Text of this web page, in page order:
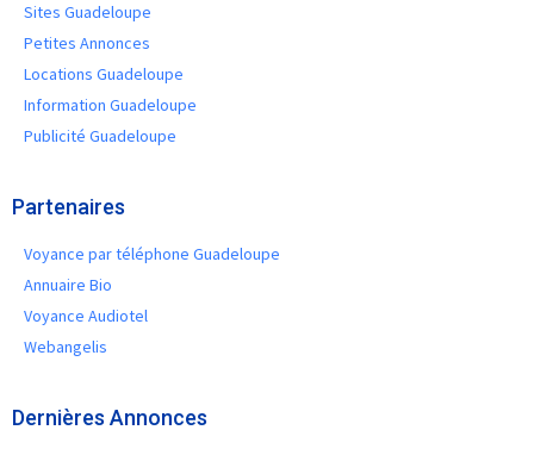
Sites Guadeloupe
Petites Annonces
Locations Guadeloupe
Information Guadeloupe
Publicité Guadeloupe
Partenaires
Voyance par téléphone Guadeloupe
Annuaire Bio
Voyance Audiotel
Webangelis
Dernières Annonces